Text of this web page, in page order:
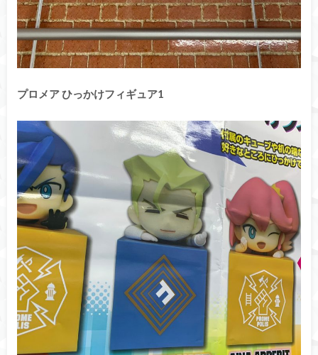
プロメア ひっかけフィギュア1